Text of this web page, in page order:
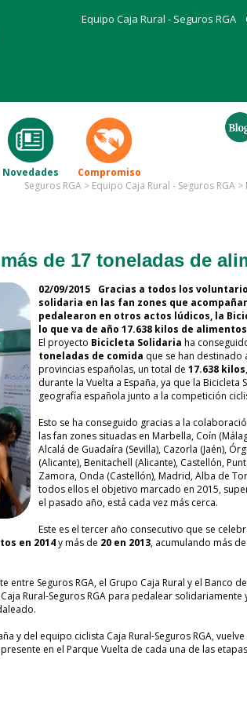
Equipo Caja Rural - Seguros RGA
Novedades
Compromiso
Seguros RGA > Equipo Caja Rural - Seguros RGA >
de 17 toneladas de
02/09/2015
Gracias a todos los
solidaria en las fan zones que
pedalearon en otros actos lúdicos, la
lo que va de año 17.638 kilos de
El proyecto Bicicleta Solidaria ha
toneladas de comida que se han destinado
provincias españolas, un total de 17.638 kilos
durante la Vuelta a España, ya que la
geografía española junto a la competición
Esto se ha conseguido gracias a la
las fan zones situadas en Marbella, Coín
Alcalá de Guadaíra (Sevilla), Cazorla (Jaén),
(Alicante), Benitachell (Alicante), Castellón,
Zamora, Onda (Castellón), Madrid, Alba de
todos ellos el objetivo marcado en 2015,
el pasado año, está cada vez más cerca.
Este es el tercer año consecutivo que se
en 2014y más de 20 en 2013, acumulando más
Seguros RGA, el Grupo Caja Rural y el Banco
Rural-Seguros RGA para pedalear solidariamente
y del equipo ciclista Caja Rural-Seguros RGA,
en el Parque Vuelta de cada una de las